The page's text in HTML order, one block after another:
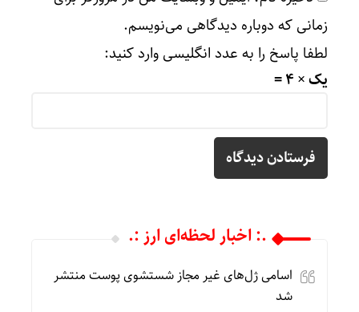
زمانی که دوباره دیدگاهی می‌نویسم.
لطفا پاسخ را به عدد انگلیسی وارد کنید:
یک × 4 =
.: اخبار لحظه‌ای ارز :.
اسامی ژل‌های غیر مجاز شستشوی پوست منتشر
شد